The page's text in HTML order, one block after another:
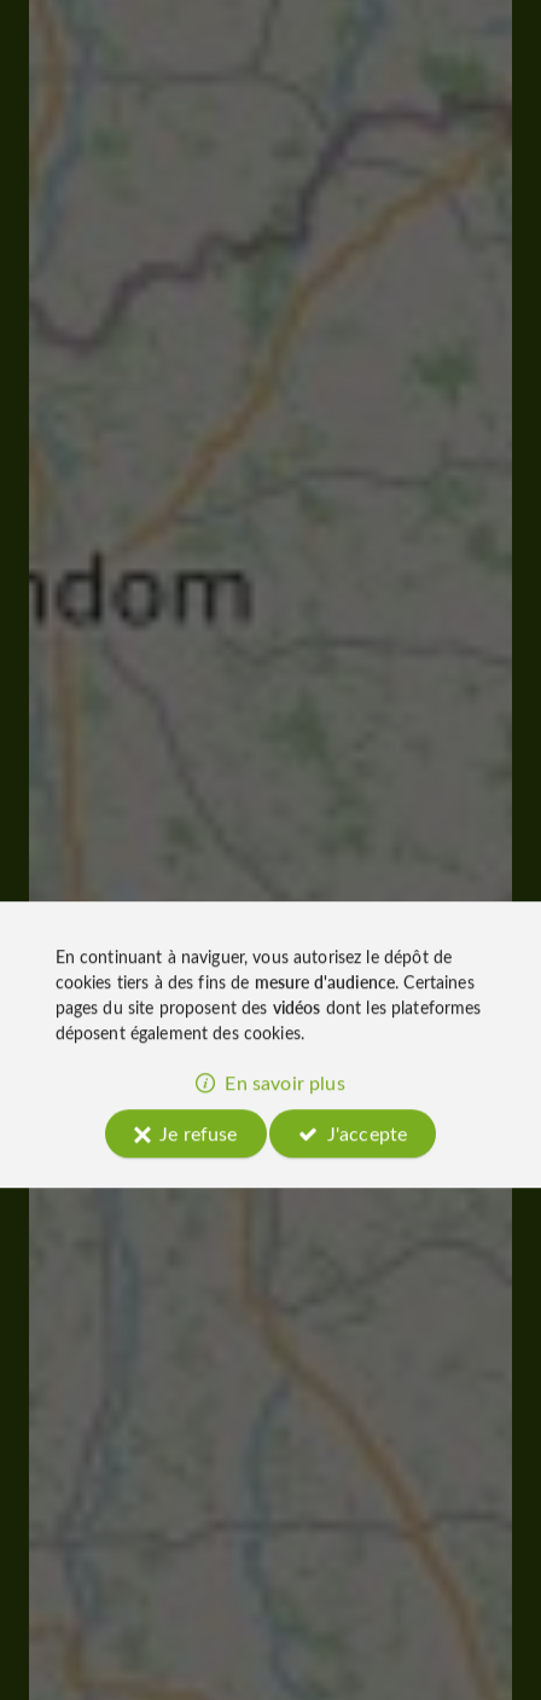
En continuant à naviguer, vous autorisez le dépôt de
cookies tiers à des fins de mesure d'audience. Certaines
pages du site proposent des vidéos dont les plateformes
déposent également des cookies.
En savoir plus
Je refuse
J'accepte